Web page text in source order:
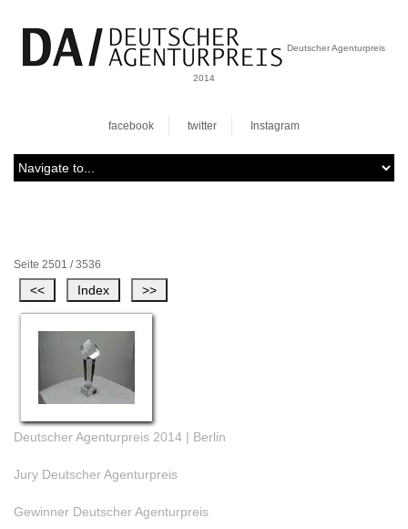
Deutscher Agenturpreis
2014
facebook twitter Instagram
Seite 2501 / 3536
Deutscher Agenturpreis 2014 | Berlin
Jury Deutscher Agenturpreis
Gewinner Deutscher Agenturpreis